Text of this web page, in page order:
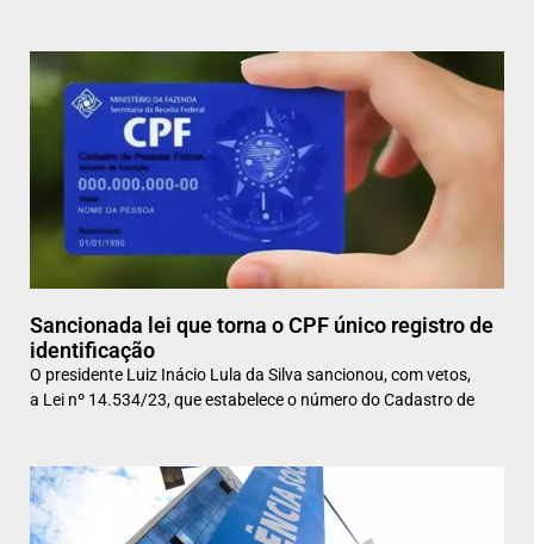
Sancionada lei que torna o CPF único registro de
identificação
O presidente Luiz Inácio Lula da Silva sancionou, com vetos,
a Lei nº 14.534/23, que estabelece o número do Cadastro de